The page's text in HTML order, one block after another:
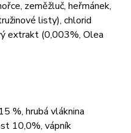
zeměžluč, heřmánek,
listy), chlorid
extrakt (0,003%, Olea
%, hrubá vláknina
10,0%, vápník